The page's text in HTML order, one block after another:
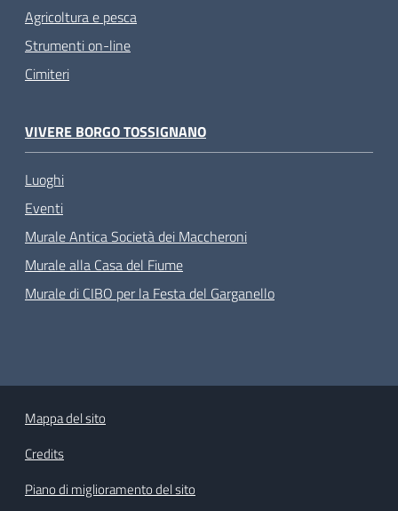
Agricoltura e pesca
Strumenti on-line
Cimiteri
VIVERE BORGO TOSSIGNANO
Luoghi
Eventi
Murale Antica Società dei Maccheroni
Murale alla Casa del Fiume
Murale di CIBO per la Festa del Garganello
Mappa del sito
Credits
Piano di miglioramento del sito